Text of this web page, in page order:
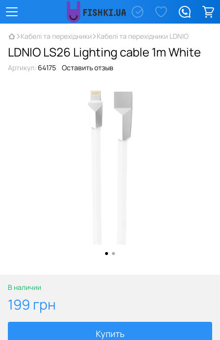
Кабелі та перехідники Кабелі та перехідники LDNIO
LDNIO LS26 Lighting cable 1m White
Артикул: 64175 Оставить отзыв
В наличии
199 грн
Купить